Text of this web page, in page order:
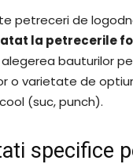
petreceri de
la petrecerile
bauturilor
o varietate de
(suc, punch).
specifice